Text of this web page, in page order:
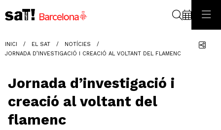
INICI EL SAT
NOTÍCIES
JORNADA D’INVESTIGACIÓ I CREACIÓ AL VOLTANT DEL FLAMENC
Jornada d’investigació i
creació al voltant del
flamenc